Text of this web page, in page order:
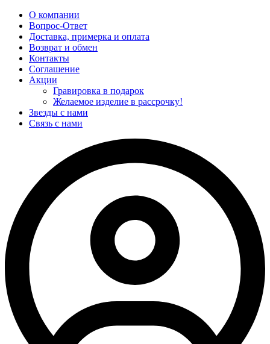
О компании
Вопрос-Ответ
Доставка, примерка и оплата
Возврат и обмен
Контакты
Соглашение
Акции
Гравировка в подарок
Желаемое изделие в рассрочку!
Звезды с нами
Связь с нами